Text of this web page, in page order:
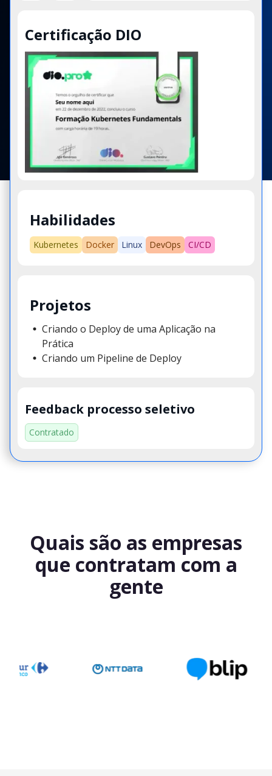
Certificação DIO
Habilidades
Kubernetes Docker Linux DevOps CI/CD
Projetos
Criando o Deploy de uma Aplicação na
Prática
Criando um Pipeline de Deploy
Feedback processo seletivo
Contratado
Quais são as empresas
que contratam com a
gente